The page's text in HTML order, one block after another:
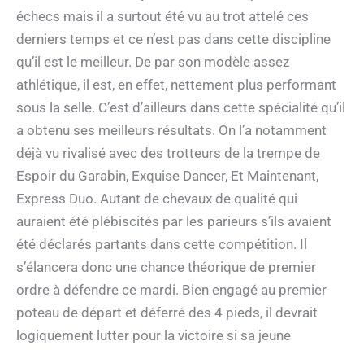
échecs mais il a surtout été vu au trot attelé ces
derniers temps et ce n’est pas dans cette discipline
qu’il est le meilleur. De par son modèle assez
athlétique, il est, en effet, nettement plus performant
sous la selle. C’est d’ailleurs dans cette spécialité qu’il
a obtenu ses meilleurs résultats. On l’a notamment
déjà vu rivalisé avec des trotteurs de la trempe de
Espoir du Garabin, Exquise Dancer, Et Maintenant,
Express Duo. Autant de chevaux de qualité qui
auraient été plébiscités par les parieurs s’ils avaient
été déclarés partants dans cette compétition. Il
s’élancera donc une chance théorique de premier
ordre à défendre ce mardi. Bien engagé au premier
poteau de départ et déferré des 4 pieds, il devrait
logiquement lutter pour la victoire si sa jeune